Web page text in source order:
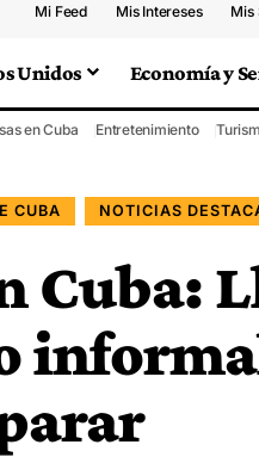
Mi Feed Mis Intereses Mis
Unidos Economía y
en Cuba Entretenimiento
CUBA NOTICIAS
Cuba: